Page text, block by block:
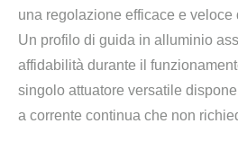
una regolazione efficace e veloce
Un profilo di guida in alluminio
affidabilità durante il
singolo attuatore versatile
a corrente continua che non